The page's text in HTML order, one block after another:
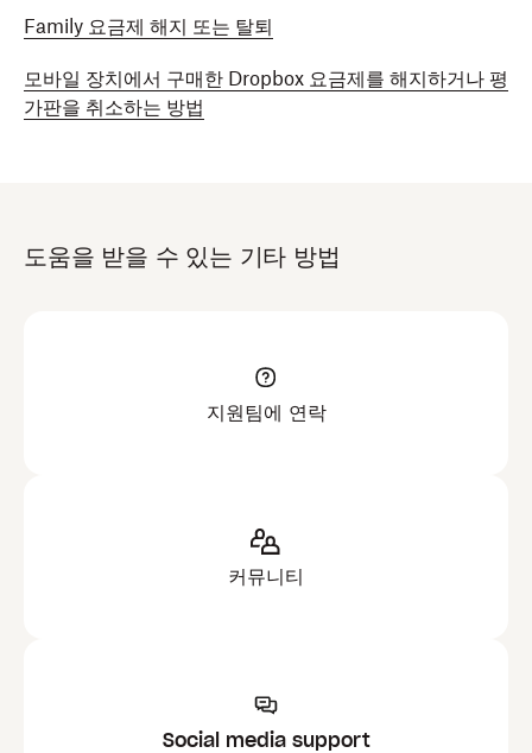
Family 요금제 해지 또는 탈퇴
모바일 장치에서 구매한 Dropbox 요금제를 해지하거나 평
가판을 취소하는 방법
도움을 받을 수 있는 기타 방법
지원팀에 연락
커뮤니티
Social media support